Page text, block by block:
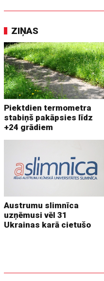
ZIŅAS
Piektdien termometra
stabiņš pakāpsies līdz
+24 grādiem
Austrumu slimnīca
uzņēmusi vēl 31
Ukrainas karā cietušo